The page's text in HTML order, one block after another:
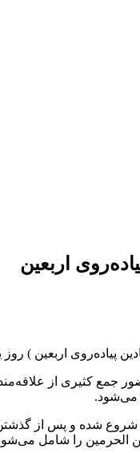
اربعین
۱۴ مهر ساعت ۱۵ در برج آزادی
جمع کثیری از
می‌شود.
شده و پس از
الحرمین را شامل